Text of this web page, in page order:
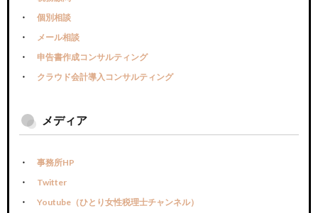
個別相談
メール相談
申告書作成コンサルティング
クラウド会計導入コンサルティング
メディア
事務所HP
Twitter
Youtube（ひとり女性税理士チャンネル）